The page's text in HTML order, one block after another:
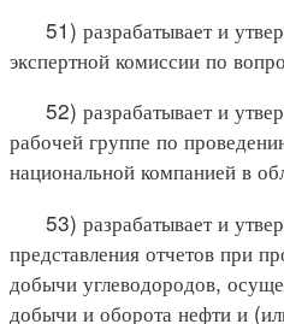
51) разрабатывает и
экспертной комиссии по
52) разрабатывает и
рабочей группе по
национальной компанией в
53) разрабатывает и
представления отчетов при
добычи углеводородов,
добычи и оборота нефти и